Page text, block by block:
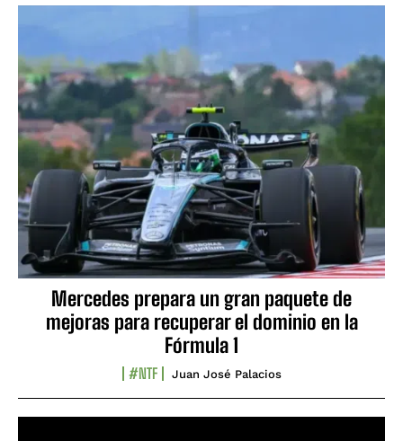
Mercedes prepara un gran paquete de
mejoras para recuperar el dominio en la
Fórmula 1
#NTF Juan José Palacios